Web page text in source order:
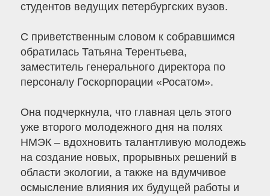
студентов ведущих петербургских вузов.
С приветственным словом к собравшимся
обратилась Татьяна Терентьева,
заместитель генерального директора по
персоналу Госкорпорации «Росатом».
Она подчеркнула, что главная цель этого
уже второго молодежного дня на полях
НМЭК – вдохновить талантливую молодежь
на создание новых, прорывных решений в
области экологии, а также на вдумчивое
осмысление влияния их будущей работы и